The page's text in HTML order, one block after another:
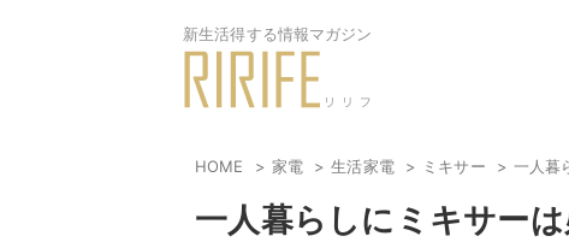
新生活得する情報マガジン
HOME 家電 生活家電 ミキサー 一人暮
一人暮らしにミキサー